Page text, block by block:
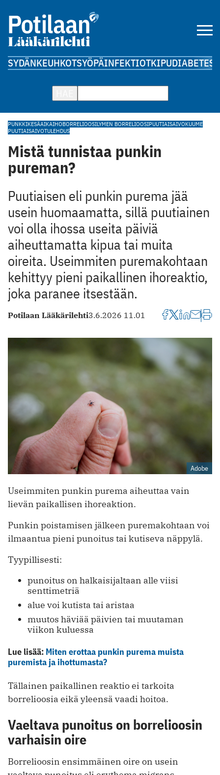
SYDÄNKEUHKOTSYÖPÄINFEKTIOTKIPUDIABETES
PUNKKIKESÄAIKAIHOBORRELIOOSILYMEN BORRELIOOSIPUUTIAISAIVOKUUME
PUUTIAISAIVOTULEHDUS
Mistä tunnistaa punkin
pureman?
Puutiaisen eli punkin purema jää
usein huomaamatta, sillä puutiainen
voi olla ihossa useita päiviä
aiheuttamatta kipua tai muita
oireita. Useimmiten puremakohtaan
kehittyy pieni paikallinen ihoreaktio,
joka paranee itsestään.
Potilaan Lääkärilehti3.6.2026 11.01
Adobe
Useimmiten punkin purema aiheuttaa vain
lievän paikallisen ihoreaktion.
Punkin poistamisen jälkeen puremakohtaan voi
ilmaantua pieni punoitus tai kutiseva näppylä.
Tyypillisesti:
punoitus on halkaisijaltaan alle viisi
senttimetriä
alue voi kutista tai aristaa
muutos häviää päivien tai muutaman
viikon kuluessa
Lue lisää: Miten erottaa punkin purema muista
puremista ja ihottumasta?
Tällainen paikallinen reaktio ei tarkoita
borrelioosia eikä yleensä vaadi hoitoa.
Vaeltava punoitus on borrelioosin
varhaisin oire
Borrelioosin ensimmäinen oire on usein